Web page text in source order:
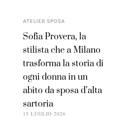
ATELIER SPOSA
Sofia Provera, la
stilista che a Milano
trasforma la storia di
ogni donna in un
abito da sposa d’alta
sartoria
15 LUGLIO 2026